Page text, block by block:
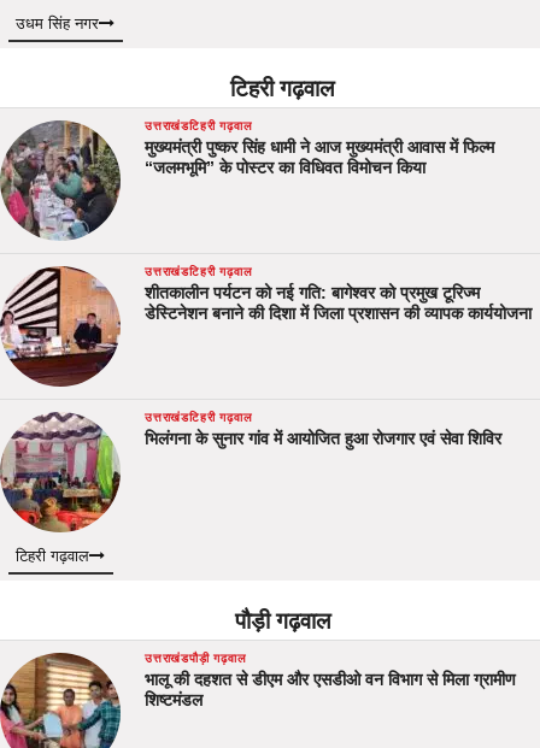
उधम सिंह नगर
टिहरी गढ़वाल
उत्तराखंडटिहरी गढ़वाल
मुख्यमंत्री पुष्कर सिंह धामी ने आज मुख्यमंत्री आवास में फिल्म
“जलमभूमि” के पोस्टर का विधिवत विमोचन किया
उत्तराखंडटिहरी गढ़वाल
शीतकालीन पर्यटन को नई गति: बागेश्वर को प्रमुख टूरिज्म
डेस्टिनेशन बनाने की दिशा में जिला प्रशासन की व्यापक कार्ययोजना
उत्तराखंडटिहरी गढ़वाल
भिलंगना के सुनार गांव में आयोजित हुआ रोजगार एवं सेवा शिविर
टिहरी गढ़वाल
पौड़ी गढ़वाल
उत्तराखंडपौड़ी गढ़वाल
भालू की दहशत से डीएम और एसडीओ वन विभाग से मिला ग्रामीण
शिष्टमंडल